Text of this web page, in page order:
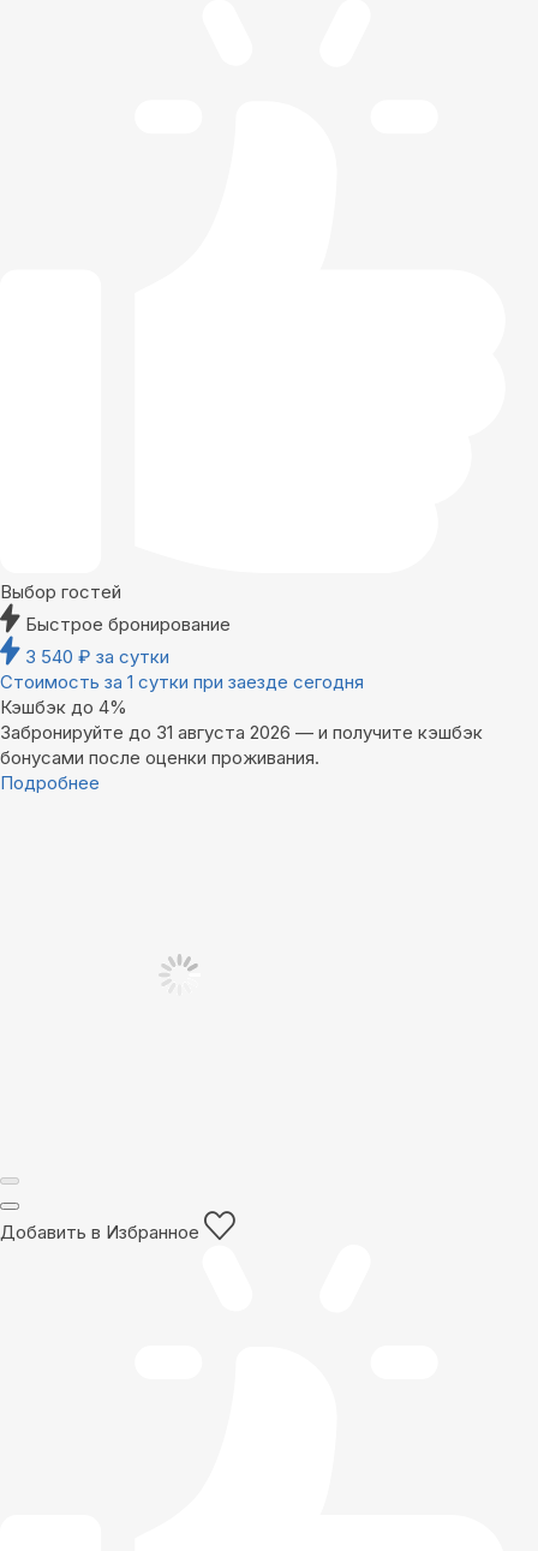
Выбор гостей
Быстрое бронирование
3 540 ₽ за сутки
Стоимость за 1 сутки при заезде сегодня
Кэшбэк до 4%
Забронируйте до 31 августа 2026 — и получите кэшбэк
бонусами после оценки проживания.
Подробнее
Добавить в Избранное